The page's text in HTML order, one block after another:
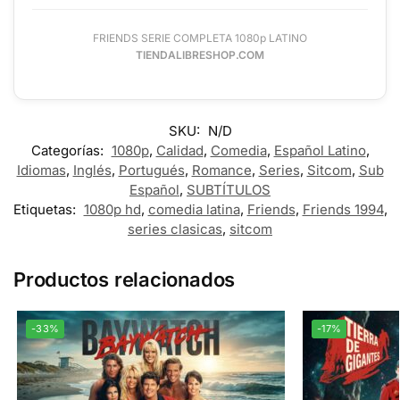
FRIENDS SERIE COMPLETA 1080p LATINO
TIENDALIBRESHOP.COM
SKU: N/D
Categorías: 1080p, Calidad, Comedia, Español Latino,
Idiomas, Inglés, Portugués, Romance, Series, Sitcom, Sub
Español, SUBTÍTULOS
Etiquetas: 1080p hd, comedia latina, Friends, Friends 1994,
series clasicas, sitcom
Productos relacionados
-33% -17%